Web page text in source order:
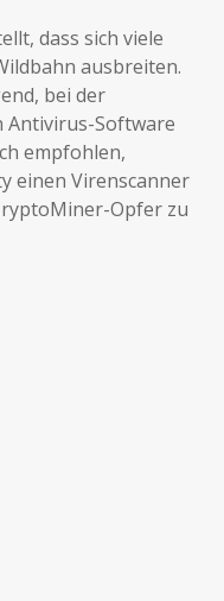
dass sich viele
ausbreiten.
bei der
Antivirus-Software
empfohlen,
einen Virenscanner
Opfer zu